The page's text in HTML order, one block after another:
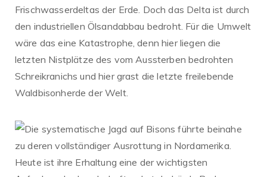
Frischwasserdeltas der Erde. Doch das Delta ist durch
den industriellen Ölsandabbau bedroht. Für die Umwelt
wäre das eine Katastrophe, denn hier liegen die
letzten Nistplätze des vom Aussterben bedrohten
Schreikranichs und hier grast die letzte freilebende
Waldbisonherde der Welt.